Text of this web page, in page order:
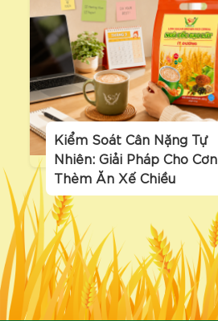
Kiểm Soát Cân Nặng Tự
Nhiên: Giải Pháp Cho Cơn
Thèm Ăn Xế Chiều